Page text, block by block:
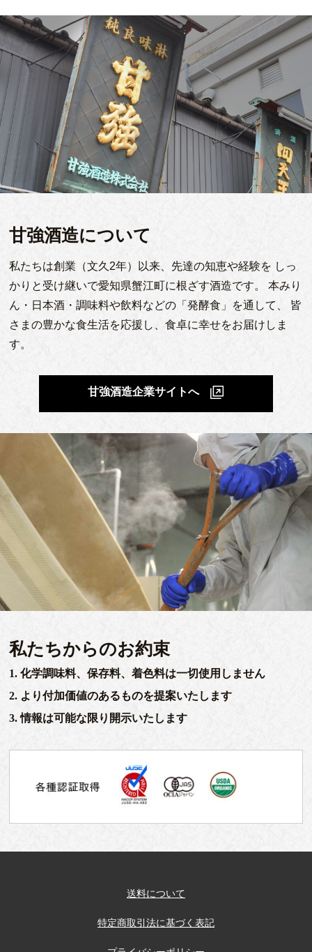
甘強酒造について
私たちは創業（文久2年）以来、先達の知恵や経験を しっ
かりと受け継いで愛知県蟹江町に根ざす酒造です。
本みり
ん・日本酒・調味料や飲料などの「発酵食」を通して、
皆
さまの豊かな食生活を応援し、食卓に幸せをお届けしま
す。
甘強酒造企業サイトへ
私たちからのお約束
1. 化学調味料、保存料、着色料は一切使用しません
2. より付加価値のあるものを提案いたします
3. 情報は可能な限り開示いたします
送料について
特定商取引法に基づく表記